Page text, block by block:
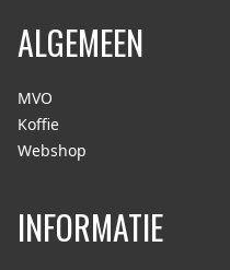
ALGEMEEN
MVO
Koffie
Webshop
INFORMATIE